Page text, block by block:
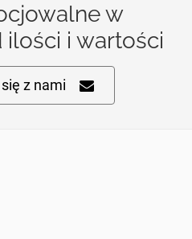
w
i wartości
z nami